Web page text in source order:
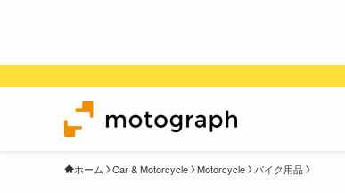
ホーム Car & Motorcycle Motorcycle バイク用品